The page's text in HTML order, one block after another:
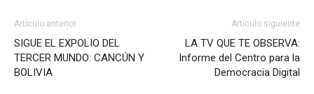
Artículo anterior
SIGUE EL EXPOLIO DEL
TERCER MUNDO: CANCÚN Y
BOLIVIA
Artículo siguiente
LA TV QUE TE OBSERVA:
Informe del Centro para la
Democracia Digital